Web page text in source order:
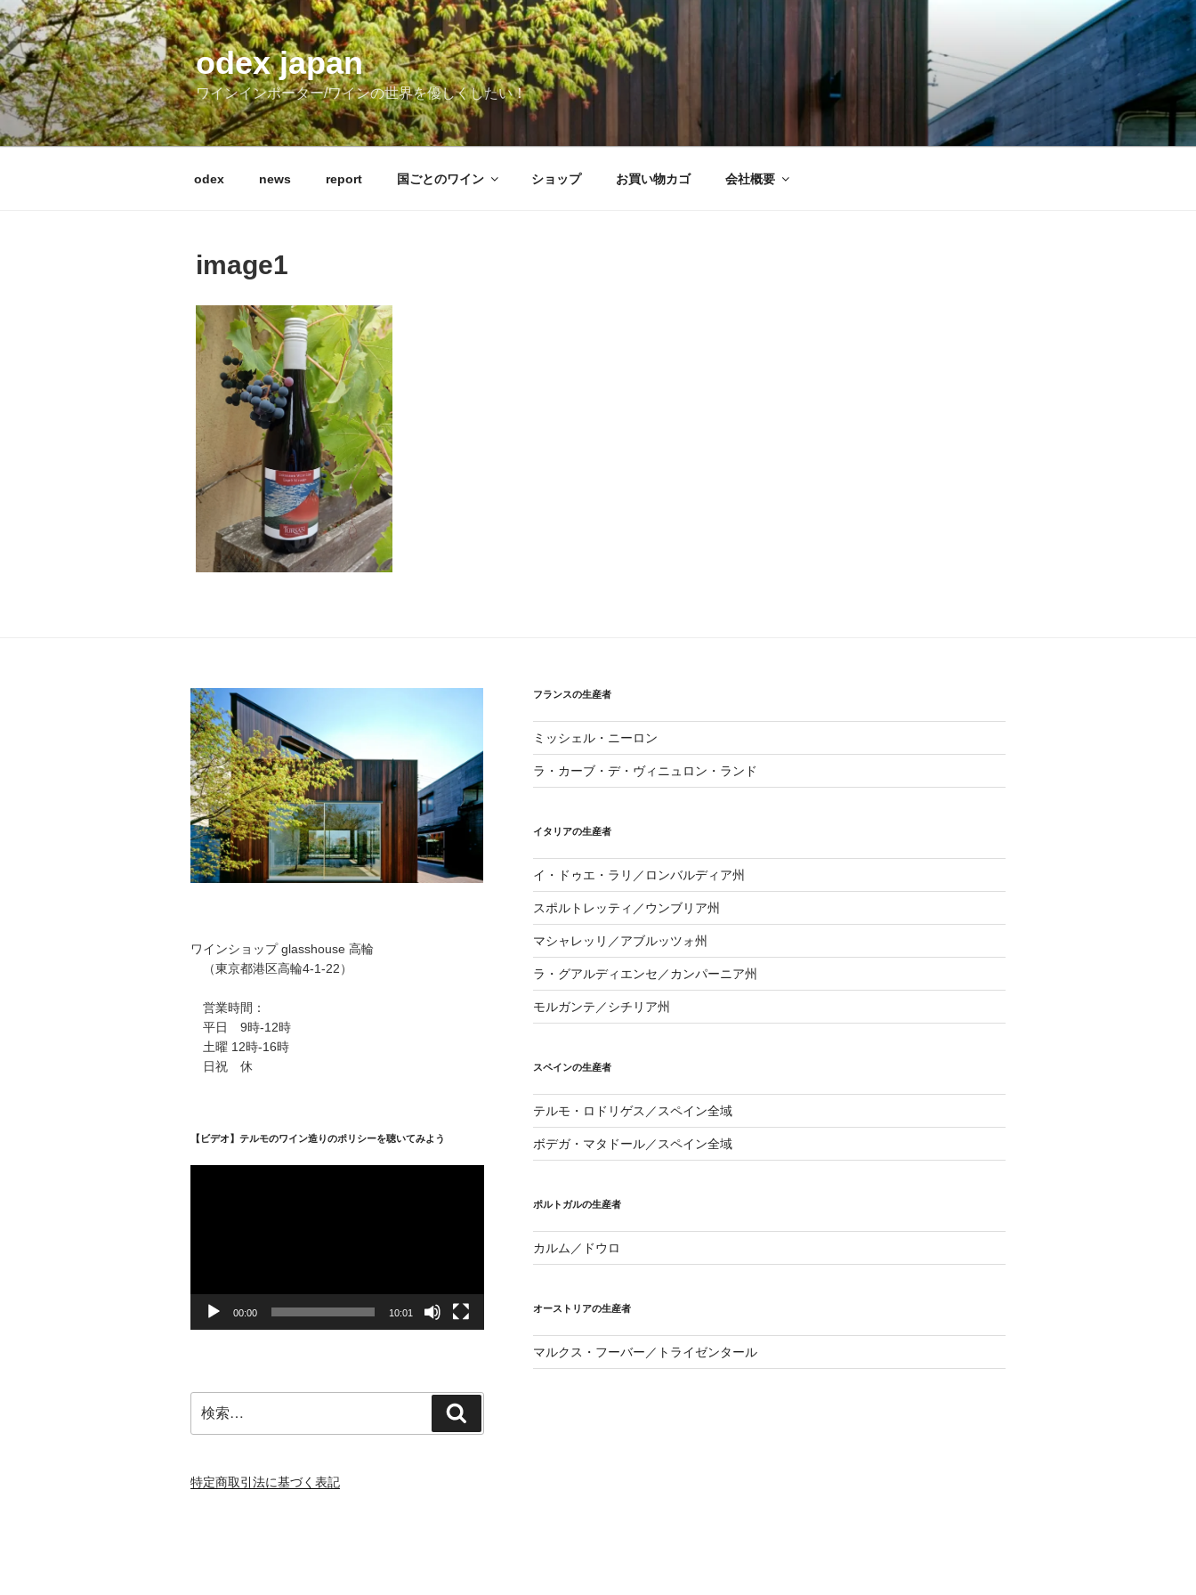
コ
ン
テ
ン
ツ
へ
ス
odex japan
ワインインポーター/ワインの世界を優しくしたい！
odex news report 国ごとのワイン ショップ お買い物カゴ 会社概要
image1
ワインショップ glasshouse 高輪
（東京都港区高輪4-1-22）
営業時間：
平日 9時-12時
土曜 12時-16時
日祝 休
【ビデオ】テルモのワイン造りのポリシーを聴いてみよう
ー
00:00 10:01
索:
索
特定商取引法に基づく表記
フランスの生産者
ミッシェル・ニーロン
ラ・カーブ・デ・ヴィニュロン・ランド
イタリアの生産者
イ・ドゥエ・ラリ／ロンバルディア州
スポルトレッティ／ウンブリア州
マシャレッリ／アブルッツォ州
ラ・グアルディエンセ／カンパーニア州
モルガンテ／シチリア州
スペインの生産者
テルモ・ロドリゲス／スペイン全域
ボデガ・マタドール／スペイン全域
ポルトガルの生産者
カルム／ドウロ
オーストリアの生産者
マルクス・フーバー／トライゼンタール